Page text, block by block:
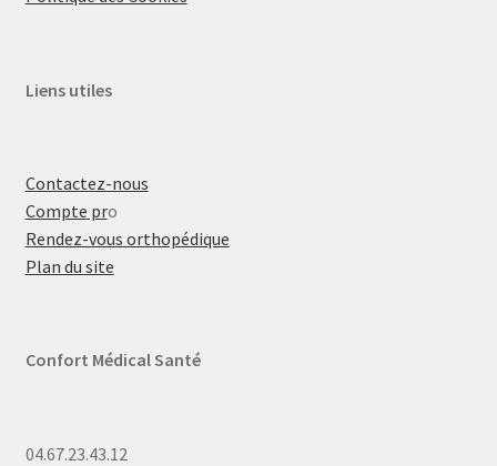
Liens utiles
Contactez-nous
Compte pro
Rendez-vous orthopédique
Plan du site
Confort Médical Santé
04.67.23.43.12